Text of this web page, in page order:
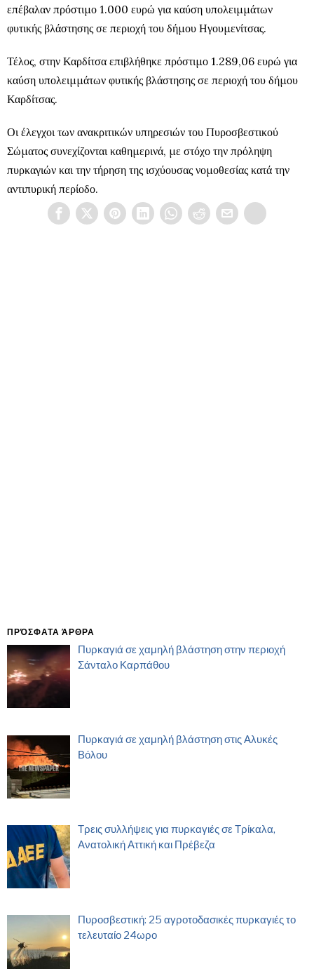
επέβαλαν πρόστιμο 1.000 ευρώ για καύση υπολειμμάτων
φυτικής βλάστησης σε περιοχή του δήμου Ηγουμενίτσας.
Τέλος, στην Καρδίτσα επιβλήθηκε πρόστιμο 1.289,06 ευρώ για
καύση υπολειμμάτων φυτικής βλάστησης σε περιοχή του δήμου
Καρδίτσας.
Οι έλεγχοι των ανακριτικών υπηρεσιών του Πυροσβεστικού
Σώματος συνεχίζονται καθημερινά, με στόχο την πρόληψη
πυρκαγιών και την τήρηση της ισχύουσας νομοθεσίας κατά την
αντιπυρική περίοδο.
ΠΡΌΣΦΑΤΑ ΆΡΘΡΑ
Πυρκαγιά σε χαμηλή βλάστηση στην περιοχή
Σάνταλο Καρπάθου
Πυρκαγιά σε χαμηλή βλάστηση στις Αλυκές
Βόλου
Τρεις συλλήψεις για πυρκαγιές σε Τρίκαλα,
Ανατολική Αττική και Πρέβεζα
Πυροσβεστική: 25 αγροτοδασικές πυρκαγιές το
τελευταίο 24ωρο